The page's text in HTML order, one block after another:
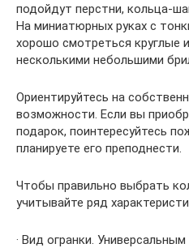
подойдут перстни, кольца-
На миниатюрных руках с
хорошо смотреться круглые
несколькими небольшими
Ориентируйтесь на
возможности. Если вы
подарок, поинтересуйтесь
планируете его преподнести.
Чтобы правильно выбрать
учитывайте ряд
· Вид огранки.